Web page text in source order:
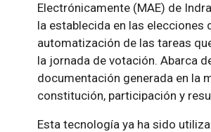
Electrónicamente (MAE) de
la establecida en las
automatización de las tareas
la jornada de votación. Abarca
documentación generada en la
constitución, participación y
Esta tecnología ya ha sido